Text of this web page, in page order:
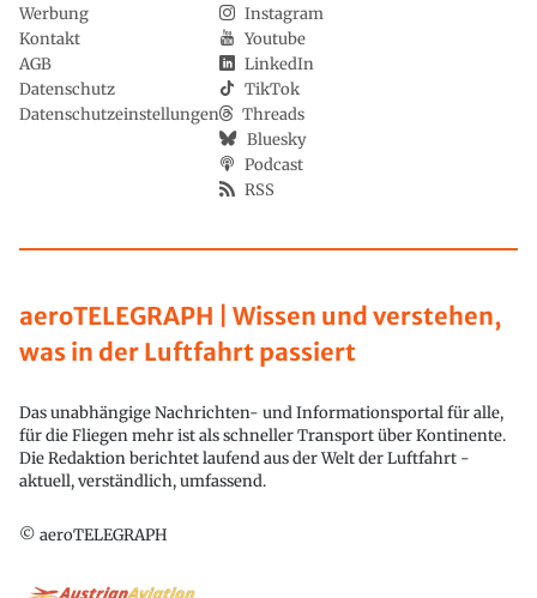
aeroTELEGRAPH | Wissen und verstehen,
was in der Luftfahrt passiert
Das unabhängige Nachrichten- und Informationsportal für alle,
für die Fliegen mehr ist als schneller Transport über Kontinente.
Die Redaktion berichtet laufend aus der Welt der Luftfahrt -
aktuell, verständlich, umfassend.
© aeroTELEGRAPH
Werbung
Kontakt
AGB
Datenschutz
Datenschutzeinstellungen
Instagram
Youtube
LinkedIn
TikTok
Threads
Bluesky
Podcast
RSS